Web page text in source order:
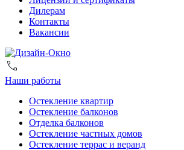
Дилерам
Контакты
Вакансии
Наши работы
Остекление квартир
Остекление балконов
Отделка балконов
Остекление частных домов
Остекление террас и веранд